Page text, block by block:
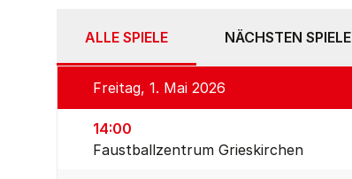
ALLE SPIELE NÄCHSTEN SPIELE
Freitag, 1. Mai 2026
14:00
Faustballzentrum Grieskirchen